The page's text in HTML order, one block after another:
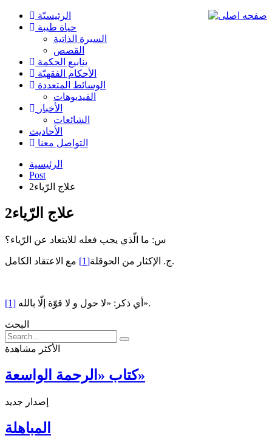
الرئیسیّة
حياة طيبة
السيرة الذاتية
القصص
ينابيع الحكمة
الأحکام الفقهیّة
الوسائط المتعددة
الفیدیوهات
الأخبار
الشائعات
الأحادیث
التواصل معنا
الرئيسية
Post
علاج الرّياء2
علاج الرّياء2
س: ما الّذي يجب فعله للابتعاد عن الرّياء؟
ج. الإكثار من الحوقلة[1] مع الاعتقاد الكامل.
[1] أي ذكر: «لا حول و لا قوّة إلّا بالله».
البحث
الأكثر مشاهدة
كتاب «الرحمة الواسعة»
إصدار جديد
المباهلة